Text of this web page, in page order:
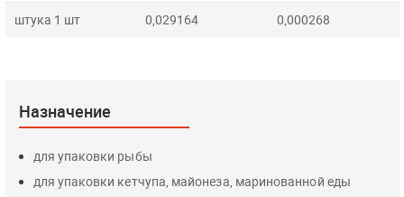
штука 1 шт 0,029164 0,000268
Назначение
для упаковки рыбы
для упаковки кетчупа, майонеза, маринованной еды